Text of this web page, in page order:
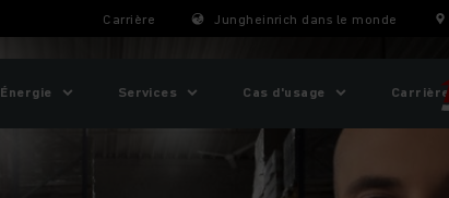
Carrière Jungheinrich dans le monde
Énergie Services Cas d'usage Carrière